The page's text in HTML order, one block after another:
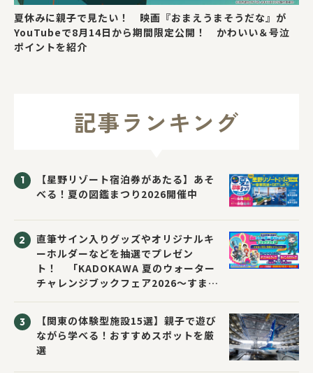
夏休みに親子で見たい！ 映画『おまえうまそうだな』が
YouTubeで8月14日から期間限定公開！ かわいい＆号泣
ポイントを紹介
記事ランキング
【星野リゾート宿泊券があたる】あそ
べる！夏の図鑑まつり2026開催中
直筆サイン入りグッズやオリジナルキ
ーホルダーなどを抽選でプレゼン
ト！ 「KADOKAWA 夏のウォーター
チャレンジブックフェア2026～すまな
【関東の体験型施設15選】親子で遊び
ながら学べる！おすすめスポットを厳
選